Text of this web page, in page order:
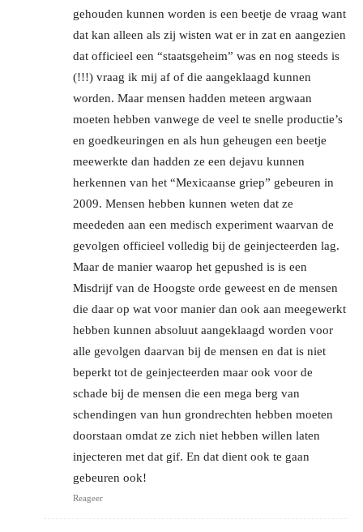
gehouden kunnen worden is een beetje de vraag want
dat kan alleen als zij wisten wat er in zat en aangezien
dat officieel een “staatsgeheim” was en nog steeds is
(!!!) vraag ik mij af of die aangeklaagd kunnen
worden. Maar mensen hadden meteen argwaan
moeten hebben vanwege de veel te snelle productie’s
en goedkeuringen en als hun geheugen een beetje
meewerkte dan hadden ze een dejavu kunnen
herkennen van het “Mexicaanse griep” gebeuren in
2009. Mensen hebben kunnen weten dat ze
meededen aan een medisch experiment waarvan de
gevolgen officieel volledig bij de geinjecteerden lag.
Maar de manier waarop het gepushed is is een
Misdrijf van de Hoogste orde geweest en de mensen
die daar op wat voor manier dan ook aan meegewerkt
hebben kunnen absoluut aangeklaagd worden voor
alle gevolgen daarvan bij de mensen en dat is niet
beperkt tot de geinjecteerden maar ook voor de
schade bij de mensen die een mega berg van
schendingen van hun grondrechten hebben moeten
doorstaan omdat ze zich niet hebben willen laten
injecteren met dat gif. En dat dient ook te gaan
gebeuren ook!
Reageer